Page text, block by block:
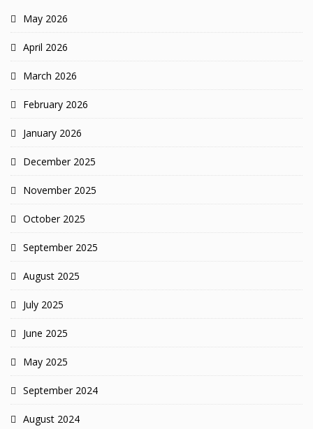
May 2026
April 2026
March 2026
February 2026
January 2026
December 2025
November 2025
October 2025
September 2025
August 2025
July 2025
June 2025
May 2025
September 2024
August 2024